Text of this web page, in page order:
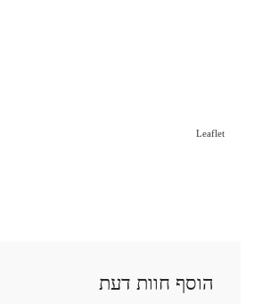
Leaflet
הוסף חוות דעת